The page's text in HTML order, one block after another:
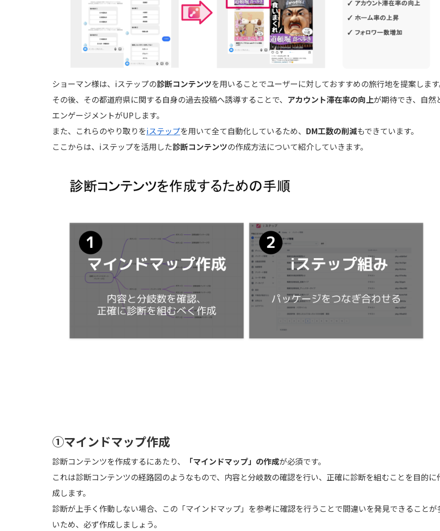
ショーマン様は、iステップの診断コンテンツを用いることでユーザーに対しておすすめの旅行地を提案しま
その後、その都道府県に関する自身の過去投稿へ誘導することで、 アカウント滞在率の向上が期待でき、自然
エンゲージメントがUPします。
また、これらのやり取りをiステップを用いて全て自動化しているため、 DM工数の削減もできています。
ここからは、iステップを活用した診断コンテンツの作成方法について紹介していきます。
①マインドマップ作成
診断コンテンツを作成するにあたり、 「マインドマップ」の作成が必須です。
これは診断コンテンツの経路図のようなもので、内容と分岐数の確認を行い、正確に診断を組むことを目的に
成します。
診断が上手く作動しない場合、この「マインドマップ」を参考に確認を行うことで間違いを発見できることが
いため、必ず作成しましょう。